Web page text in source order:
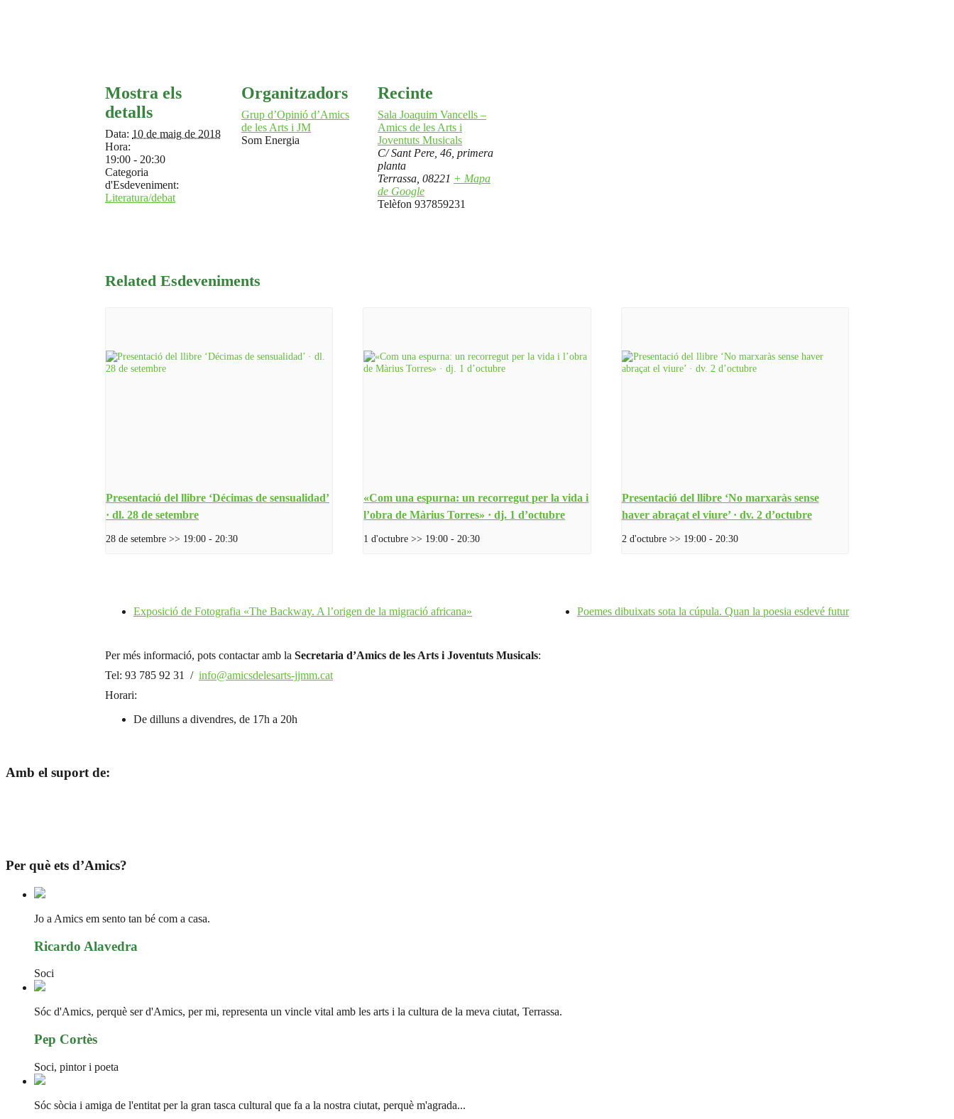
Mostra els
detalls
Data: 10 de maig de 2018
Hora:
19:00 - 20:30
Categoria
d'Esdeveniment:
Literatura/debat
Organitzadors
Grup d’Opinió d’Amics
de les Arts i JM
Som Energia
Recinte
Sala Joaquim Vancells –
Amics de les Arts i
Joventuts Musicals
C/ Sant Pere, 46, primera
planta
Terrassa 08221 + Mapa
de Google
Telèfon 937859231
Related Esdeveniments
Presentació del llibre ‘Décimas de sensualidad’
· dl. 28 de setembre
28 de setembre >> 19:00 - 20:30
«Com una espurna: un recorregut per la vida i
l’obra de Màrius Torres» · dj. 1 d’octubre
1 d'octubre >> 19:00 - 20:30
Presentació del llibre ‘No marxaràs sense
haver abraçat el viure’ · dv. 2 d’octubre
2 d'octubre >> 19:00 - 20:30
Exposició de Fotografia «The Backway. A l’origen de la migració africana» Poemes dibuixats sota la cúpula. Quan la poesia esdevé futur
Per més informació, pots contactar amb la Secretaria d’Amics de les Arts i Joventuts Musicals:
Tel: 93 785 92 31 / info@amicsdelesarts-jjmm.cat
Horari:
De dilluns a divendres, de 17h a 20h
Amb el suport de:
Per què ets d’Amics?
Jo a Amics em sento tan bé com a casa.
Ricardo Alavedra
Soci
Sóc d'Amics, perquè ser d'Amics, per mi, representa un vincle vital amb les arts i la cultura de la meva ciutat, Terrassa.
Pep Cortès
Soci, pintor i poeta
Sóc sòcia i amiga de l'entitat per la gran tasca cultural que fa a la nostra ciutat, perquè m'agrada...